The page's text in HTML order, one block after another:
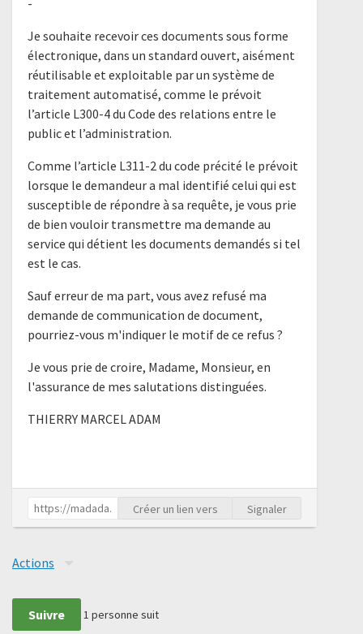
Je souhaite recevoir ces documents sous forme
électronique, dans un standard ouvert, aisément
réutilisable et exploitable par un système de
traitement automatisé, comme le prévoit
l’article L300-4 du Code des relations entre le
public et l’administration.
Comme l’article L311-2 du code précité le prévoit
lorsque le demandeur a mal identifié celui qui est
susceptible de répondre à sa requête, je vous prie
de bien vouloir transmettre ma demande au
service qui détient les documents demandés si tel
est le cas.
Sauf erreur de ma part, vous avez refusé ma
demande de communication de document,
pourriez-vous m'indiquer le motif de ce refus ?
Je vous prie de croire, Madame, Monsieur, en
l'assurance de mes salutations distinguées.
THIERRY MARCEL ADAM
Créer un lien vers Signaler
Actions
Suivre 1 personne suit